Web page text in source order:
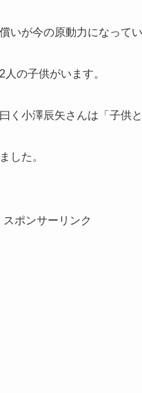
いが今の原動力になってい
の子供がいます。
く小澤辰矢さんは「子供
した。
スポンサーリンク